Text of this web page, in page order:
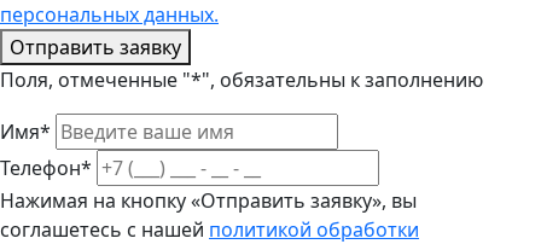
персональных данных.
Отправить заявку
Поля, отмеченные "*", обязательны к заполнению
Имя*
Телефон*
Нажимая на кнопку «Отправить заявку», вы
соглашетесь с нашей политикой обработки